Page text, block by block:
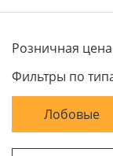
Розничная цена
Фильтры по
Лобовые